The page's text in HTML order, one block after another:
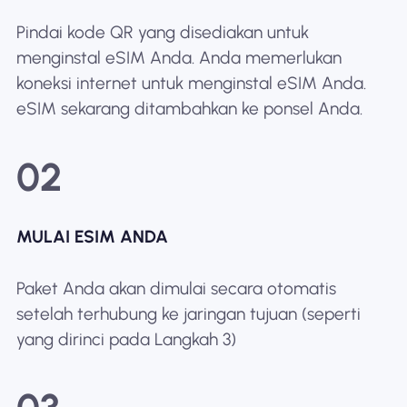
Pindai kode QR yang disediakan untuk
menginstal eSIM Anda. Anda memerlukan
koneksi internet untuk menginstal eSIM Anda.
eSIM sekarang ditambahkan ke ponsel Anda.
02
MULAI ESIM ANDA
Paket Anda akan dimulai secara otomatis
setelah terhubung ke jaringan tujuan (seperti
yang dirinci pada Langkah 3)